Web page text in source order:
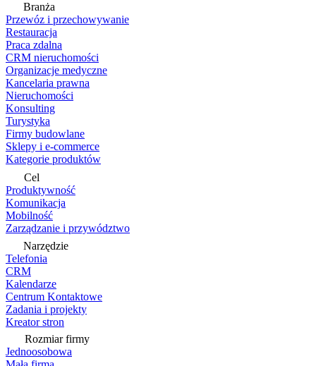
Branża
Przewóz i przechowywanie
Restauracja
Praca zdalna
CRM nieruchomości
Organizacje medyczne
Kancelaria prawna
Nieruchomości
Konsulting
Turystyka
Firmy budowlane
Sklepy i e-commerce
Kategorie produktów
Cel
Produktywność
Komunikacja
Mobilność
Zarządzanie i przywództwo
Narzędzie
Telefonia
CRM
Kalendarze
Centrum Kontaktowe
Zadania i projekty
Kreator stron
Rozmiar firmy
Jednoosobowa